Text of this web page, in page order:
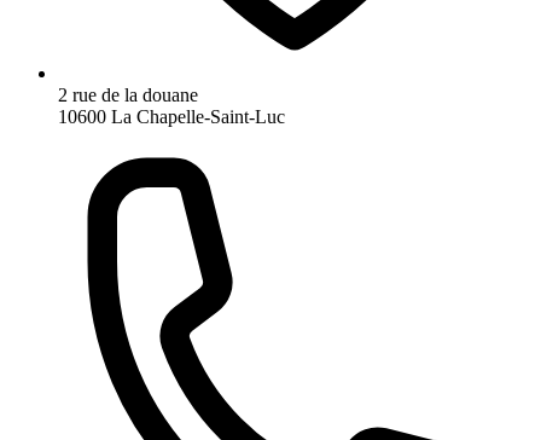
2 rue de la douane
10600 La Chapelle-Saint-Luc